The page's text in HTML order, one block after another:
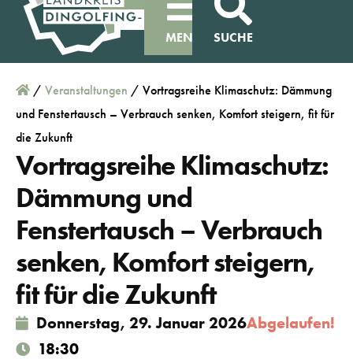
MENÜ SUCHE
/ Veranstaltungen / Vortragsreihe Klimaschutz: Dämmung
und Fenstertausch – Verbrauch senken, Komfort steigern, fit für
die Zukunft
Vortragsreihe Klimaschutz:
Dämmung und
Fenstertausch – Verbrauch
senken, Komfort steigern,
fit für die Zukunft
Donnerstag, 29. Januar 2026Abgelaufen!
18:30